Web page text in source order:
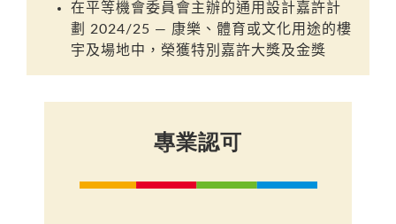
在平等機會委員會主辦的通用設計嘉許計
劃
2024/25 — 康樂、體育或文化用途的樓
宇及場地中，榮獲特別嘉許大獎及金獎
專業認可